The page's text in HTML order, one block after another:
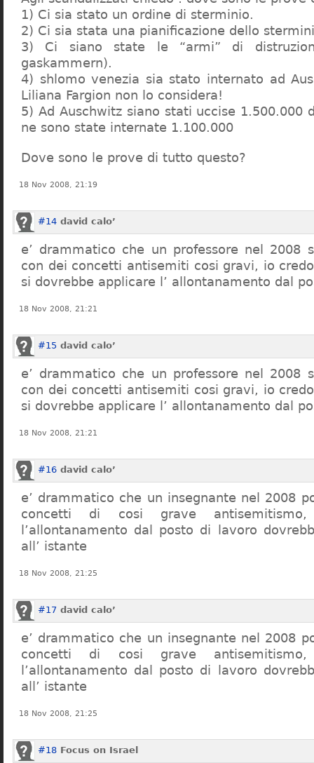
1) Ci sia stato un ordine di sterminio.
2) Ci sia stata una pianificazione dello
3) Ci siano state le “armi” di
gaskammern).
4) shlomo venezia sia stato internato ad
Liliana Fargion non lo considera!
5) Ad Auschwitz siano stati uccise 1.500.000
ne sono state internate 1.100.000
Dove sono le prove di tutto questo?
18 Nov 2008, 21:19
#14 david calo’
e’ drammatico che un professore nel 2008
con dei concetti antisemiti cosi gravi, io
si dovrebbe applicare l’ allontanamento dal
18 Nov 2008, 21:21
#15 david calo’
e’ drammatico che un professore nel 2008
con dei concetti antisemiti cosi gravi, io
si dovrebbe applicare l’ allontanamento dal
18 Nov 2008, 21:21
#16 david calo’
e’ drammatico che un insegnante nel 2008
concetti di cosi grave
l’allontanamento dal posto di lavoro
all’ istante
18 Nov 2008, 21:25
#17 david calo’
e’ drammatico che un insegnante nel 2008
concetti di cosi grave
l’allontanamento dal posto di lavoro
all’ istante
18 Nov 2008, 21:25
#18 Focus on Israel